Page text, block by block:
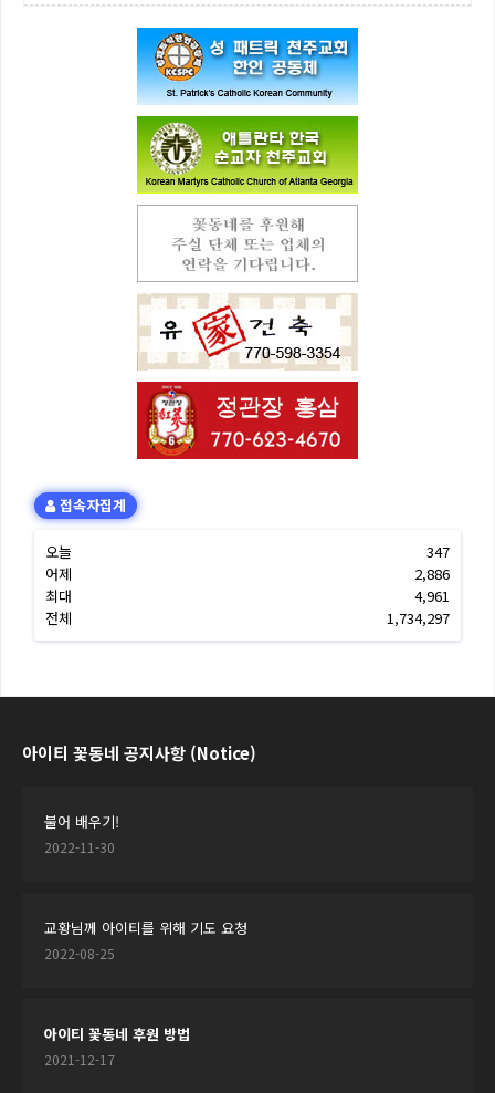
접속자집계
오늘
347
어제
2,886
최대
4,961
전체
1,734,297
아이티 꽃동네 공지사항 (Notice)
불어 배우기!
2022-11-30
교황님께 아이티를 위해 기도 요청
2022-08-25
아이티 꽃동네 후원 방법
2021-12-17